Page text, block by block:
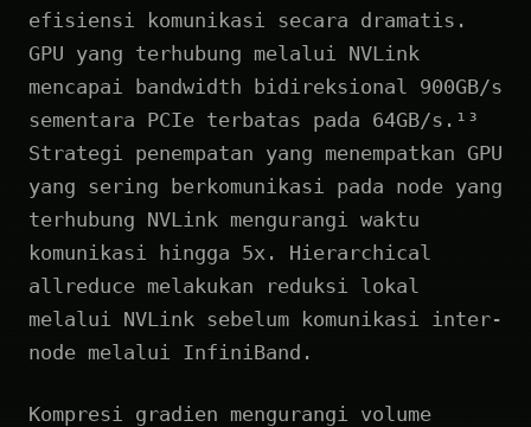
efisiensi komunikasi secara dramatis.
GPU yang terhubung melalui NVLink
mencapai bandwidth bidireksional 900GB/s
sementara PCIe terbatas pada 64GB/s.¹³
Strategi penempatan yang menempatkan GPU
yang sering berkomunikasi pada node yang
terhubung NVLink mengurangi waktu
komunikasi hingga 5x. Hierarchical
allreduce melakukan reduksi lokal
melalui NVLink sebelum komunikasi inter-
node melalui InfiniBand.
Kompresi gradien mengurangi volume